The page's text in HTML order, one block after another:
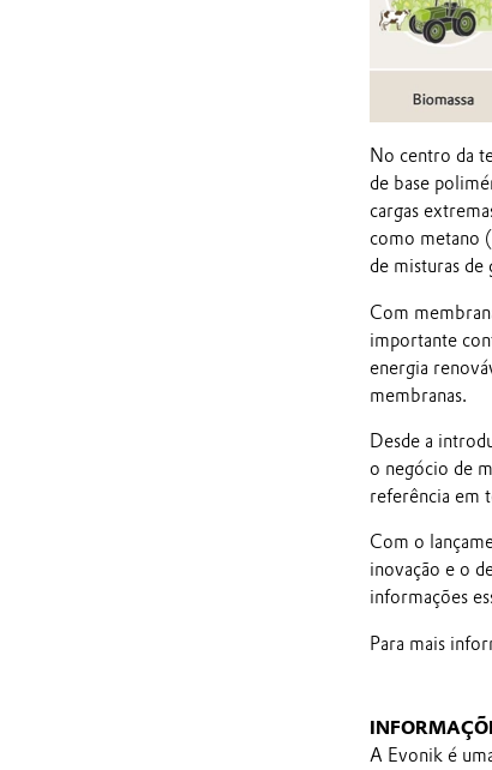
No centro da
de base
cargas
como metano
de misturas de
Com
importante
energia
membranas.
Desde a
o negócio de
referência em
Com o
inovação e o
informações
Para mais
A Evonik é